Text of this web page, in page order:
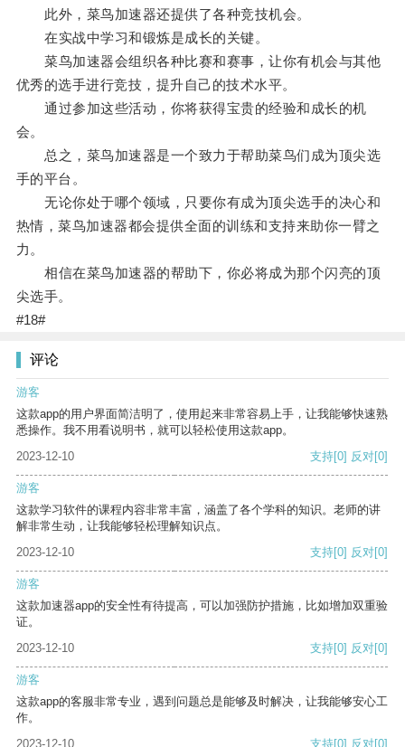
此外，菜鸟加速器还提供了各种竞技机会。
在实战中学习和锻炼是成长的关键。
菜鸟加速器会组织各种比赛和赛事，让你有机会与其他
优秀的选手进行竞技，提升自己的技术水平。
通过参加这些活动，你将获得宝贵的经验和成长的机
会。
总之，菜鸟加速器是一个致力于帮助菜鸟们成为顶尖选
手的平台。
无论你处于哪个领域，只要你有成为顶尖选手的决心和
热情，菜鸟加速器都会提供全面的训练和支持来助你一臂之
力。
相信在菜鸟加速器的帮助下，你必将成为那个闪亮的顶
尖选手。
#18#
评论
游客
这款app的用户界面简洁明了，使用起来非常容易上手，让我能够快速熟
悉操作。我不用看说明书，就可以轻松使用这款app。
2023-12-10
支持[0] 反对[0]
游客
这款学习软件的课程内容非常丰富，涵盖了各个学科的知识。老师的讲
解非常生动，让我能够轻松理解知识点。
2023-12-10
支持[0] 反对[0]
游客
这款加速器app的安全性有待提高，可以加强防护措施，比如增加双重验
证。
2023-12-10
支持[0] 反对[0]
游客
这款app的客服非常专业，遇到问题总是能够及时解决，让我能够安心工
作。
2023-12-10
支持[0] 反对[0]